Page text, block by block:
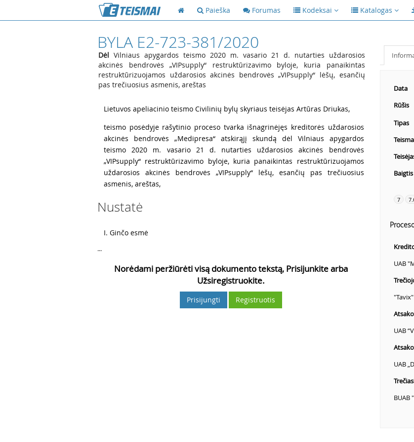
Paieška Forumas Kodeksai Katalogas
BYLA E2-723-381/2020
Dėl Vilniaus apygardos teismo 2020 m. vasario 21 d. nutarties uždarosios
akcinės bendrovės „VIPsupply“ restruktūrizavimo byloje, kuria panaikintas
restruktūrizuojamos uždarosios akcinės bendrovės „VIPsupply“ lėšų, esančių
pas trečiuosius asmenis, areštas
Lietuvos apeliacinio teismo Civilinių bylų skyriaus teisėjas Artūras Driukas,
teismo posėdyje rašytinio proceso tvarka išnagrinėjęs kreditorės uždarosios
akcinės bendrovės „Medipresa“ atskirąjį skundą dėl Vilniaus apygardos
teismo 2020 m. vasario 21 d. nutarties uždarosios akcinės bendrovės
„VIPsupply“ restruktūrizavimo byloje, kuria panaikintas restruktūrizuojamos
uždarosios akcinės bendrovės „VIPsupply“ lėšų, esančių pas trečiuosius
asmenis, areštas,
Nustatė
I. Ginčo esmė
...
Norėdami peržiūrėti visą dokumento tekstą, Prisijunkite arba
Užsiregistruokite.
Prisijungti Registruotis
Data
Rūšis
Tipas
Baigtis
7
UAB
"Tavix"
UAB
UAB
BUAB